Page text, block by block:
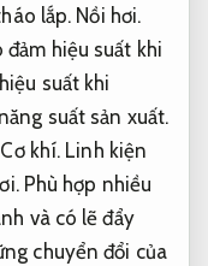
lắp. Nồi hơi.
đảm hiệu suất khi
suất khi
suất sản xuất.
Cơ khí. Linh kiện
Phù hợp nhiều
và có lẽ đẩy
chuyển đổi của